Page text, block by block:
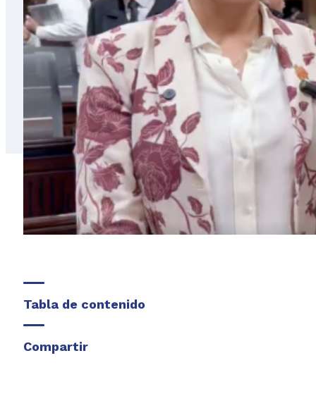
Tabla de contenido
Compartir